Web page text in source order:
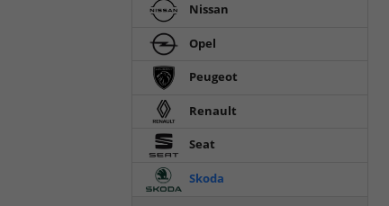
Nissan
Opel
Peugeot
Renault
Seat
Skoda